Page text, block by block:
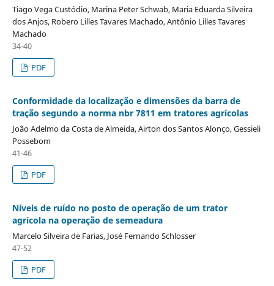
Tiago Vega Custódio, Marina Peter Schwab, Maria Eduarda Silveira
dos Anjos, Robero Lilles Tavares Machado, Antônio Lilles Tavares
Machado
34-40
PDF
Conformidade da localização e dimensões da barra de
tração segundo a norma nbr 7811 em tratores agrícolas
João Adelmo da Costa de Almeida, Airton dos Santos Alonço, Gessieli
Possebom
41-46
PDF
Níveis de ruído no posto de operação de um trator
agrícola na operação de semeadura
Marcelo Silveira de Farias, José Fernando Schlosser
47-52
PDF